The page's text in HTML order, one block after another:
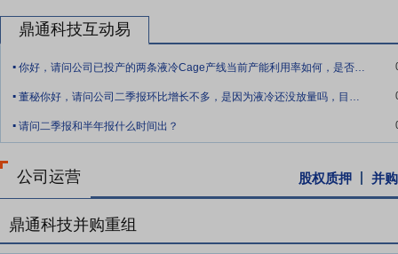
要点12：长期合作的优质客户及稳定的合作关系
悠久的发展历史和行业内领先的市场份额，制定了严格的供应商认证
和风险高以及产品可靠性的考虑，客户不会轻易更换供应商。公司通
保障能力，公司持续赢得了客户赞誉，客户黏性不断增强。
间接持有的该部分股份。
鼎通科技互动易
. 你好，请问公司已投产的两条液冷Cage产线当前产能利用率如何，是否在有序爬坡满产
. 董秘你好，请问公司二季报环比增长不多，是因为液冷还没放量吗，目前建成了几条液冷产
. 请问二季报和半年报什么时间出？
公司运营 股权质押 并
鼎通科技并购重组